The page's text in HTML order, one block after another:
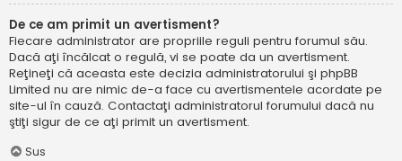
De ce am primit un avertisment?
Fiecare administrator are propriile reguli pentru forumul său.
Dacă aţi încălcat o regulă, vi se poate da un avertisment.
Reţineţi că aceasta este decizia administratorului şi phpBB
Limited nu are nimic de-a face cu avertismentele acordate pe
site-ul în cauză. Contactaţi administratorul forumului dacă nu
ştiţi sigur de ce aţi primit un avertisment.
Sus